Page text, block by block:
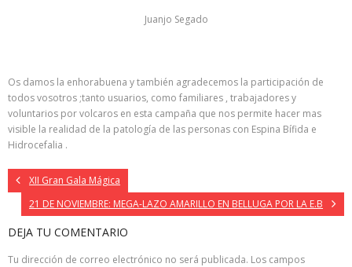
Juanjo Segado
Os damos la enhorabuena y también agradecemos la participación de
todos vosotros ;tanto usuarios, como familiares , trabajadores y
voluntarios por volcaros en esta campaña que nos permite hacer mas
visible la realidad de la patología de las personas con Espina Bífida e
Hidrocefalia .
XII Gran Gala Mágica
21 DE NOVIEMBRE: MEGA-LAZO AMARILLO EN BELLUGA POR LA E.B
DEJA TU COMENTARIO
Tu dirección de correo electrónico no será publicada. Los campos